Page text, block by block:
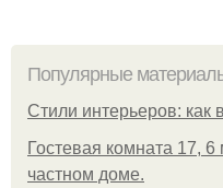
Популярные
Стили интерьеров: как
Гостевая комната 17,
частном доме.